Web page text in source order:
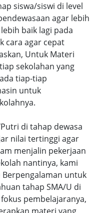
siswa/siswi di level
agar lebih
baik lagi pada
cara agar cepat
Untuk Materi
sekolahan yang
tiap-tiap
untuk
di tahap dewasa
nilai tertinggi agar
menjalin pekerjaan
nantinya, kami
untuk
tahap SMA/U di
pembelajaranya,